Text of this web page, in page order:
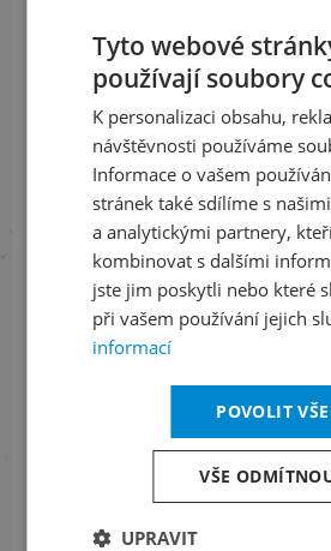
Sledujte nás na
Informace o stavu
Informace o
+420 257 310
Tyto webové
používají soubory
K personalizaci obsahu,
návštěvnosti používáme
Informace o vašem
stránek také sdílíme s
a analytickými partnery,
kombinovat s dalšími
jste jim poskytli nebo které
při vašem používání jejich
informací
POVOLIT VŠE
VŠE
UPRAVIT